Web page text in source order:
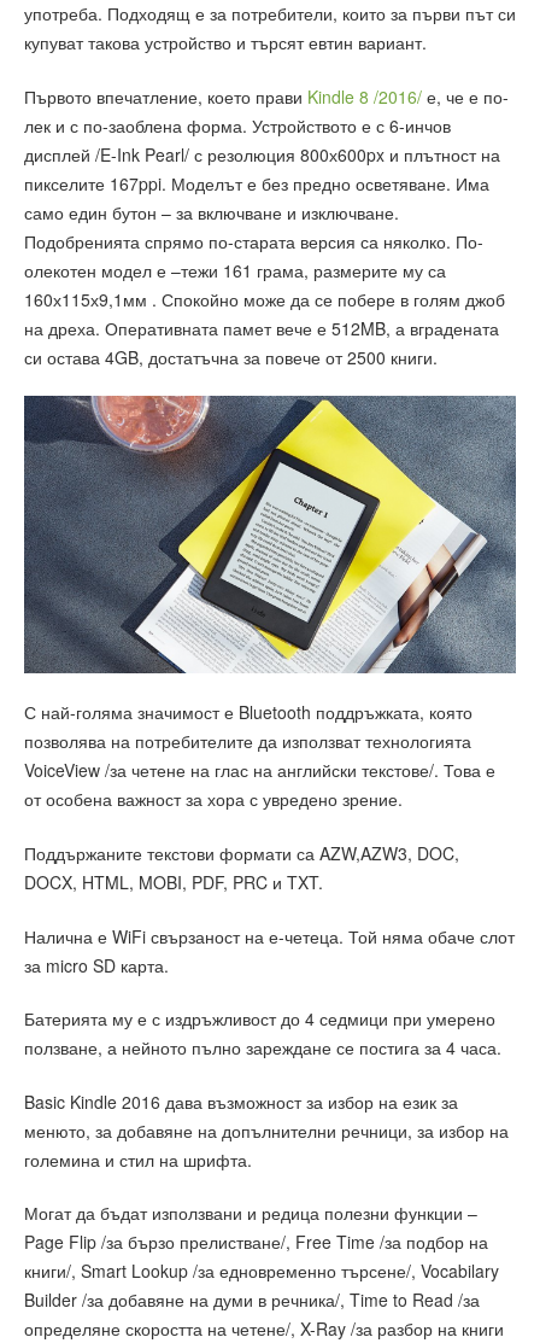
употреба. Подходящ е за потребители, които за първи път си
купуват такова устройство и търсят евтин вариант.
Първото впечатление, което прави Kindle 8 /2016/ е, че е по-
лек и с по-заоблена форма. Устройството е с 6-инчов
дисплей /E-Ink Pearl/ с резолюция 800х600px и плътност на
пикселите 167ppi. Моделът е без предно осветяване. Има
само един бутон – за включване и изключване.
Подобренията спрямо по-старата версия са няколко. По-
олекотен модел е –тежи 161 грама, размерите му са
160х115х9,1мм . Спокойно може да се побере в голям джоб
на дреха. Оперативната памет вече е 512MB, а вградената
си остава 4GB, достатъчна за повече от 2500 книги.
С най-голяма значимост е Bluetooth поддръжката, която
позволява на потребителите да използват технологията
VoiceView /за четене на глас на английски текстове/. Това е
от особена важност за хора с увредено зрение.
Поддържаните текстови формати са AZW,AZW3, DOC,
DOCX, HTML, MOBI, PDF, PRC и TXT.
Налична е WiFi свързаност на е-четеца. Той няма обаче слот
за micro SD карта.
Батерията му е с издръжливост до 4 седмици при умерено
ползване, а нейното пълно зареждане се постига за 4 часа.
Basic Kindle 2016 дава възможност за избор на език за
менюто, за добавяне на допълнителни речници, за избор на
големина и стил на шрифта.
Могат да бъдат използвани и редица полезни функции –
Page Flip /за бързо прелистване/, Free Time /за подбор на
книги/, Smart Lookup /за едновременно търсене/, Vocabilary
Builder /за добавяне на думи в речника/, Time to Read /за
определяне скоростта на четене/, X-Ray /за разбор на книги